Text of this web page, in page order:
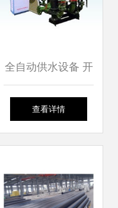
全自动供水设备 开
封市禹王台区大洋
台
查看详情